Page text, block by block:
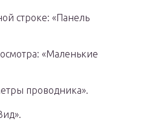
строке: «Панель
«Маленькие
проводника».